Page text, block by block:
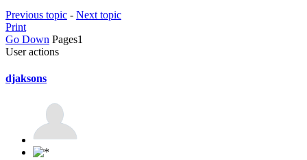
Previous topic - Next topic
Print
Go Down Pages1
User actions
djaksons